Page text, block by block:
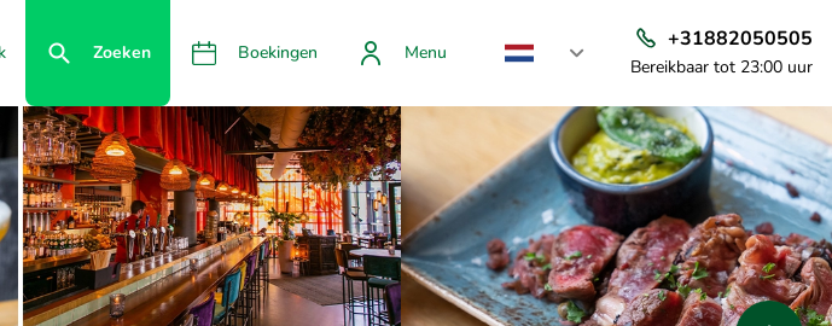
Zoeken Boekingen Menu
+31882050505
Bereikbaar tot 23:00 uur